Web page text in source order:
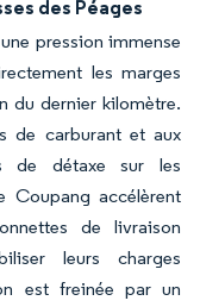
des Péages
pression immense
les marges
du dernier kilomètre.
de carburant et aux
de détaxe sur les
Coupang accélèrent
de livraison
leurs charges
est freinée par un